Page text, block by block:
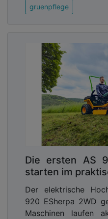
gruenpflege
Die ersten AS
starten im
Der elektrische
920 ESherpa 2WD
Maschinen laufen